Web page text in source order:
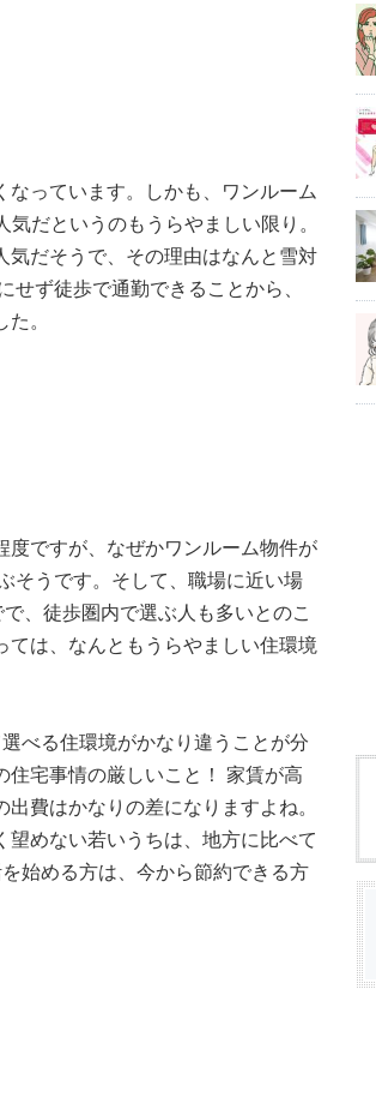
っています。しかも、ワンルーム
だというのもうらやましい限り。
気だそうで、その理由はなんと雪対
ず徒歩で通勤できることから、
。
度ですが、なぜかワンルーム物件が
そうです。そして、職場に近い場
、徒歩圏内で選ぶ人も多いとのこ
ては、なんともうらやましい住環境
べる住環境がかなり違うことが分
宅事情の厳しいこと！ 家賃が高
費はかなりの差になりますよね。
めない若いうちは、地方に比べて
始める方は、今から節約できる方